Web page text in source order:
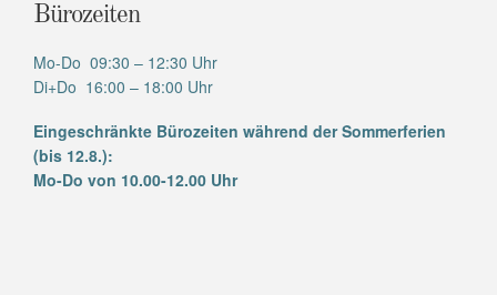
Bürozeiten
Mo-Do 09:30 – 12:30 Uhr
Di+Do 16:00 – 18:00 Uhr
Eingeschränkte Bürozeiten während der Sommerferien
(bis 12.8.):
Mo-Do von 10.00-12.00 Uhr